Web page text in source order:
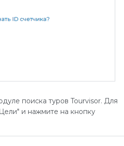
поиска туров Tourvisor. Для
и нажмите на кнопку